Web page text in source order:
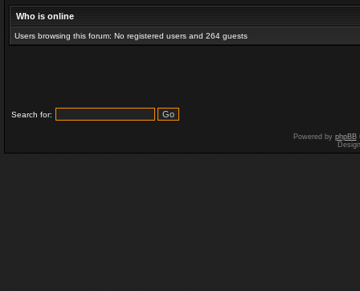
Who is online
Users browsing this forum: No registered users and 264 guests
Search for:
Powered by phpBB